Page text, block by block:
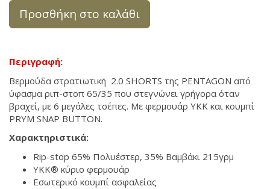
Προσθήκη στο καλάθι
Περιγραφή:
Βερμούδα στρατιωτική 2.0 SHORTS της PENTAGON από
ύφασμα ριπ-στοπ 65/35 που στεγνώνει γρήγορα όταν
βραχεί, με 6 μεγάλες τσέπες. Με φερμουάρ YKK και κουμπί
PRYM SNAP BUTTON.
Χαρακτηριστικά:
Rip-stop 65% Πολυέστερ, 35% Βαμβάκι 215γρμ
YKK® κύριο φερμουάρ
Εσωτερικό κουμπί ασφαλείας